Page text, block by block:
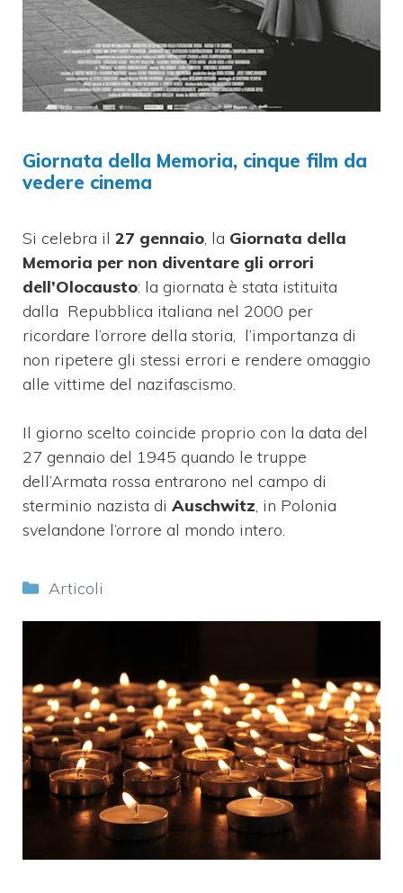
Giornata della Memoria, cinque film da
vedere cinema
Si celebra il 27 gennaio, la Giornata della
Memoria per non diventare gli orrori
dell’Olocausto: la giornata è stata istituita
dalla Repubblica italiana nel 2000 per
ricordare l’orrore della storia, l’importanza di
non ripetere gli stessi errori e rendere omaggio
alle vittime del nazifascismo.
Il giorno scelto coincide proprio con la data del
27 gennaio del 1945 quando le truppe
dell’Armata rossa entrarono nel campo di
sterminio nazista di Auschwitz, in Polonia
svelandone l’orrore al mondo intero.
Categorie
Articoli